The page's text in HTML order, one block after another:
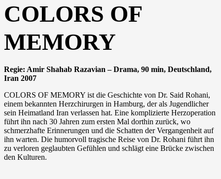
COLORS OF
MEMORY
Regie: Amir Shahab Razavian – Drama, 90 min, Deutschland,
Iran 2007
COLORS OF MEMORY ist die Geschichte von Dr. Said Rohani,
einem bekannten Herzchirurgen in Hamburg, der als Jugendlicher
sein Heimatland Iran verlassen hat. Eine komplizierte Herzoperation
führt ihn nach 30 Jahren zum ersten Mal dorthin zurück, wo
schmerzhafte Erinnerungen und die Schatten der Vergangenheit auf
ihn warten. Die humorvoll tragische Reise von Dr. Rohani führt ihn
zu verloren geglaubten Gefühlen und schlägt eine Brücke zwischen
den Kulturen.